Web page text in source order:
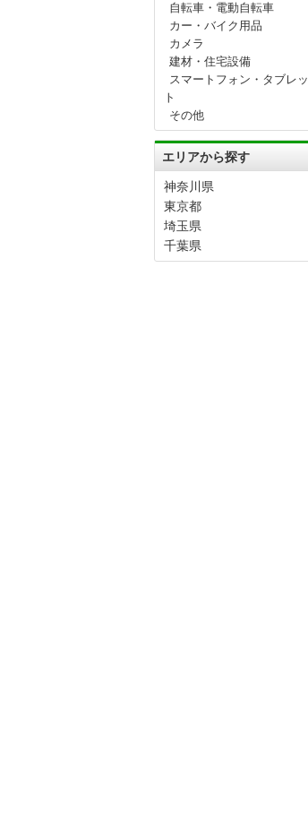
自転車・電動自転車
カー・バイク用品
カメラ
建材・住宅設備
スマートフォン・タブレッ
ト
その他
エリアから探す
神奈川県
東京都
埼玉県
千葉県